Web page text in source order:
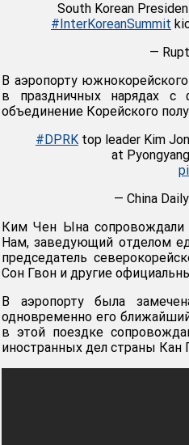
South Korean
#InterKoreanSummit
—
В аэропорту
в праздничных нарядах
объединение Корейского
#DPRK top leader Kim
at
— China
Ким Чен Ына сопровождали
Нам, заведующий отделом
председатель
Сон Гвон и другие
В аэропорту была
одновременно его
в этой поездке
иностранных дел страны Кан